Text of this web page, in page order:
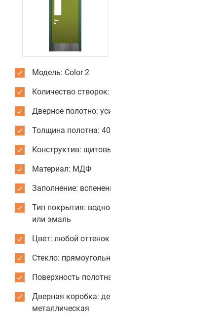
Модель: Color 2
Количество створок: одностворчатые
Дверное полотно: усиленное
Толщина полотна: 40 мм
Конструктив: щитовые двери
Материал: МДФ
Заполнение: вспененный пенополистирол
Тип покрытия: водно-дисперсионная краска
или эмаль
Цвет: любой оттенок из каталога RAL
Стекло: прямоугольное
Поверхность полотна: гладкая
Дверная коробка: деревянная или
металлическая